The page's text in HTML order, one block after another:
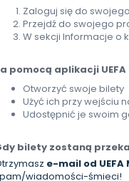
Zaloguj się do
Przejdź do swojego
W sekcji Informacje o
pomocą aplikacji UEFA
Otworzyć swoje bilety
Użyć ich przy wejściu
Udostępnić je swoim
bilety zostaną
e-mail od
wiadomości-śmieci!